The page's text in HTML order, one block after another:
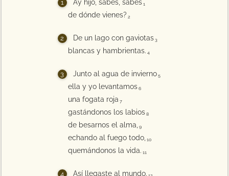
Ay hijo, sabes, sabes 1
de dónde vienes? 2
De un lago con gaviotas 3
blancas y hambrientas. 4
Junto al agua de invierno 5
ella y yo levantamos 6
una fogata roja 7
gastándonos los labios 8
de besarnos el alma, 9
echando al fuego todo, 10
quemándonos la vida. 11
Así llegaste al mundo.